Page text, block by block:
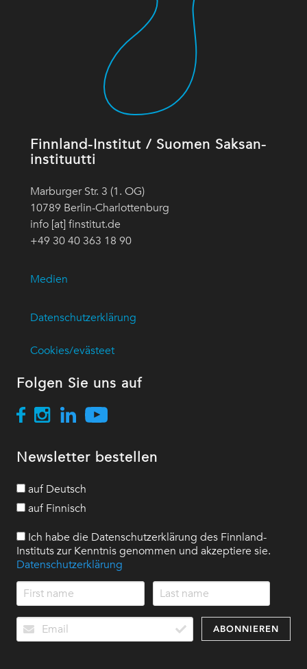
Finnland-Institut / Suomen Saksan-
instituutti
Marburger Str. 3 (1. OG)
10789 Berlin-Charlottenburg
info [at] finstitut.de
+49 30 40 363 18 90
Medien
Datenschutzerklärung
Cookies/evästeet
Folgen Sie uns auf
Newsletter bestellen
auf Deutsch
auf Finnisch
Ich habe die Datenschutzerklärung des Finnland-
Instituts zur Kenntnis genommen und akzeptiere sie.
Datenschutzerklärung
ABONNIEREN